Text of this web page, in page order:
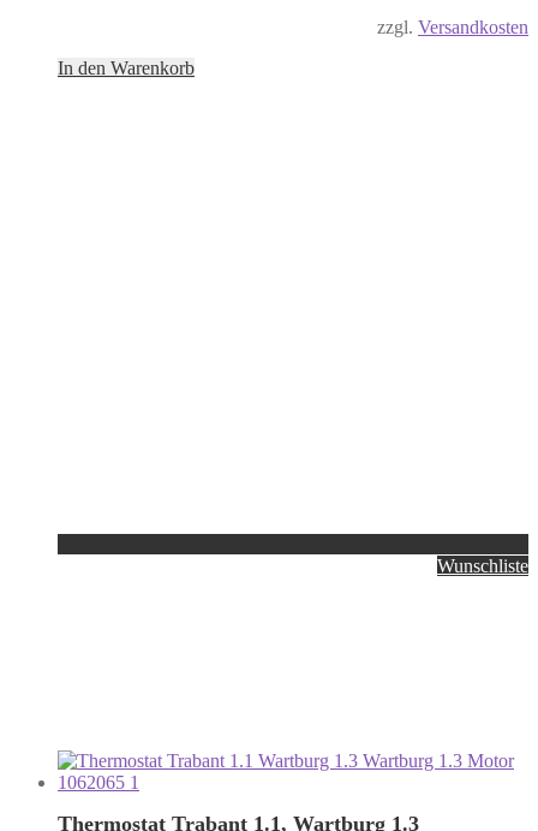
zzgl. Versandkosten
In den Warenkorb
Wunschliste
Thermostat Trabant 1.1, Wartburg 1.3